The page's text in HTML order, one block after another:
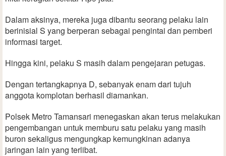
Dalam aksinya, mereka juga dibantu seorang pelaku lain
berinisial S yang berperan sebagai pengintai dan pemberi
informasi target.
Hingga kini, pelaku S masih dalam pengejaran petugas.
Dengan tertangkapnya D, sebanyak enam dari tujuh
anggota komplotan berhasil diamankan.
Polsek Metro Tamansari menegaskan akan terus melakukan
pengembangan untuk memburu satu pelaku yang masih
buron sekaligus mengungkap kemungkinan adanya
jaringan lain yang terlibat.